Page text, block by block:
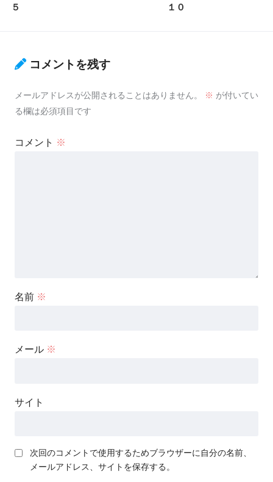
５
１０
コメントを残す
メールアドレスが公開されることはありません。 ※ が付いてい
る欄は必須項目です
コメント ※
名前 ※
メール ※
サイト
次回のコメントで使用するためブラウザーに自分の名前、
メールアドレス、サイトを保存する。